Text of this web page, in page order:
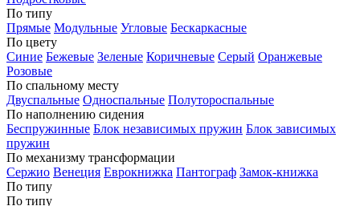
По типу
Прямые Модульные Угловые Бескаркасные
По цвету
Синие Бежевые Зеленые Коричневые Серый Оранжевые
Розовые
По спальному месту
Двуспальные Односпальные Полутороспальные
По наполнению сидения
Беспружинные Блок независимых пружин Блок зависимых
пружин
По механизму трансформации
Сержио Венеция Еврокнижка Пантограф Замок-книжка
По типу
По типу